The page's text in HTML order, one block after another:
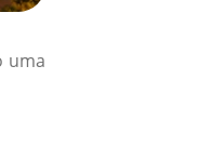
uma